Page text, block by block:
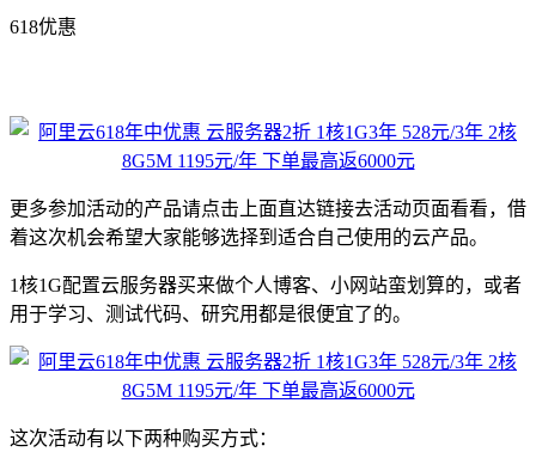
618优惠
更多参加活动的产品请点击上面直达链接去活动页面看看，借
着这次机会希望大家能够选择到适合自己使用的云产品。
1核1G配置云服务器买来做个人博客、小网站蛮划算的，或者
用于学习、测试代码、研究用都是很便宜了的。
这次活动有以下两种购买方式：